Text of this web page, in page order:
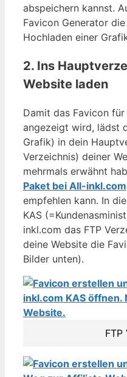
abspeichern kannst.
Favicon Generator
Hochladen einer
2. Ins
Website laden
Damit das Favicon
angezeigt wird, lädst
Grafik) in dein
Verzeichnis) deiner
mehrmals erwähnt
Paket bei All-inkl.com
empfehlen kann. In
KAS
inkl.com das FTP
deine Website die
Bilder unten).